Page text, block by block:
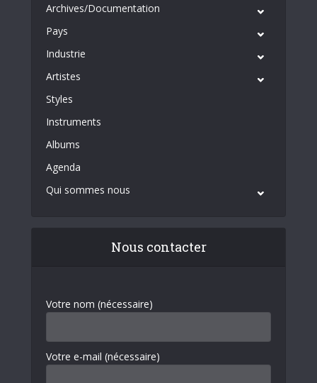
Archives/Documentation
Pays
Industrie
Artistes
Styles
Instruments
Albums
Agenda
Qui sommes nous
Nous contacter
Votre nom (nécessaire)
Votre e-mail (nécessaire)